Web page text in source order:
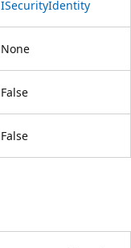
ISecurityIdentity
None
False
False